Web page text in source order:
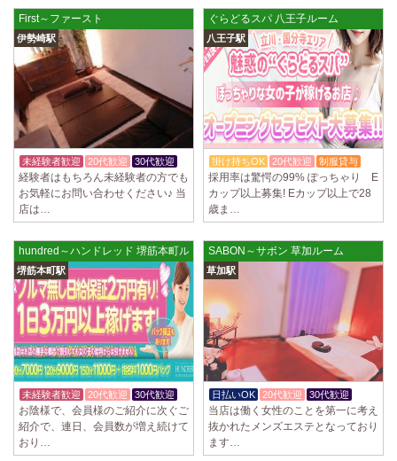
2025/04/05[日本橋駅]
Aroma de Banana (あろばな)
オープンにつきセラピスト大募集！！ 求人探しに苦労されている貴方様
に朗報です！ 当店では講習制度を徹底しています。 セクハラ…
2025/04/04
[吉祥寺駅]
LoveCHU (ラブチュ) 吉祥寺ルーム
やる気のあるセラピスト大募集！ 「本気で稼ぎたい！」「もっと人気セ
ラピストになりたい！」 そんなあなたを全力でサポートします…
2025/04/04
やる気のあるセラピスト大募集！ 「本気で稼ぎたい！」「もっと人気セ
ラピストになりたい！」 そんなあなたを全力でサポートします…
2025/04/02[千歳烏山駅]
LoveCHU (ラブチュ) 千歳烏山ルーム
やる気のあるセラピスト大募集！ 「本気で稼ぎたい！」「もっと人気セ
ラピストになりたい！」 そんなあなたを全力でサポートします…
2025/03/31[八王子駅]
Diamond～ダイヤモンド～
只今NEW OPENにつきセラピストが不足しています！ 今後も新規出店が
続くため、一緒に働いてくれるセラピストを大募集します！ 女性…
First～ファースト
伊勢崎駅
未経験者歓迎 20代歓迎 30代歓迎
経験者はもちろん未経験者の方でも
お気軽にお問い合わせください♪ 当
店は…
ぐらどるスパ 八王子ルーム
八王子駅
掛け持ちOK 20代歓迎 制服貸与
採用率は驚愕の99% ぽっちゃり E
カップ以上募集! Eカップ以上で28
歳ま…
hundred～ハンドレッド 堺筋本町ルーム
堺筋本町駅
未経験者歓迎 20代歓迎 30代歓迎
お陰様で、会員様のご紹介に次ぐご
紹介で、連日、会員数が増え続けて
おり…
SABON～サボン 草加ルーム
草加駅
日払いOK 20代歓迎 30代歓迎
当店は働く女性のことを第一に考え
抜かれたメンズエステとなっており
ます…